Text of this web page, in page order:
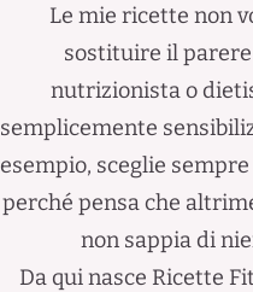
Le mie ricette non
sostituire il
nutrizionista o
semplicemente
esempio, sceglie
perché pensa che
non sappia di
Da qui nasce Ricette